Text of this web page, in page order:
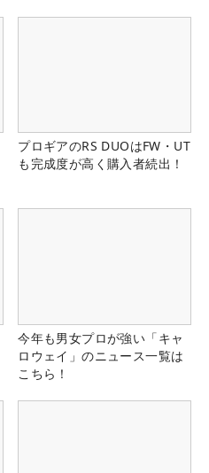
プロギアのRS DUOはFW・UT
も完成度が高く購入者続出！
今年も男女プロが強い「キャ
ロウェイ」のニュース一覧は
こちら！